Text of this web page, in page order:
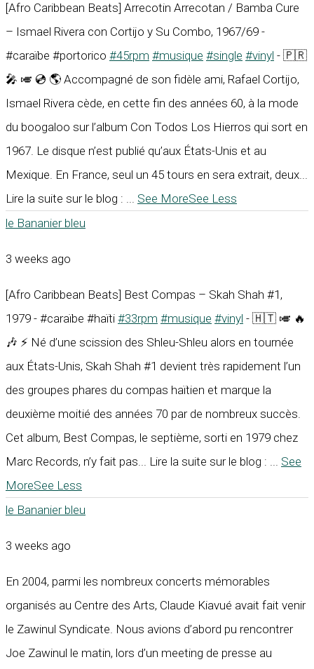
[Afro Caribbean Beats] Arrecotin Arrecotan / Bamba Cure
– Ismael Rivera con Cortijo y Su Combo, 1967/69 -
#caraïbe #portorico #45rpm #musique #single #vinyl - 🇵🇷
🎤 🎺 💿 🌎 Accompagné de son fidèle ami, Rafael Cortijo,
Ismael Rivera cède, en cette fin des années 60, à la mode
du boogaloo sur l’album Con Todos Los Hierros qui sort en
1967. Le disque n’est publié qu’aux États-Unis et au
Mexique. En France, seul un 45 tours en sera extrait, deux...
Lire la suite sur le blog : ... See MoreSee Less
le Bananier bleu
3 weeks ago
[Afro Caribbean Beats] Best Compas – Skah Shah #1,
1979 - #caraïbe #haïti #33rpm #musique #vinyl - 🇭🇹 🎺 🔥
🎶 ⚡ Né d’une scission des Shleu-Shleu alors en tournée
aux États-Unis, Skah Shah #1 devient très rapidement l’un
des groupes phares du compas haïtien et marque la
deuxième moitié des années 70 par de nombreux succès.
Cet album, Best Compas, le septième, sorti en 1979 chez
Marc Records, n’y fait pas... Lire la suite sur le blog : ... See
MoreSee Less
le Bananier bleu
3 weeks ago
En 2004, parmi les nombreux concerts mémorables
organisés au Centre des Arts, Claude Kiavué avait fait venir
le Zawinul Syndicate. Nous avions d’abord pu rencontrer
Joe Zawinul le matin, lors d’un meeting de presse au